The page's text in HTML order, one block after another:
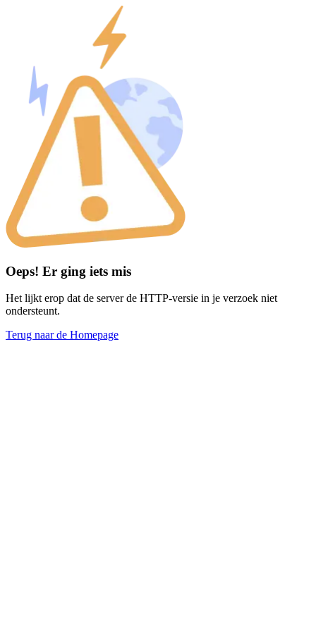
Oeps! Er ging iets mis
Het lijkt erop dat de server de HTTP-versie in je verzoek niet
ondersteunt.
Terug naar de Homepage